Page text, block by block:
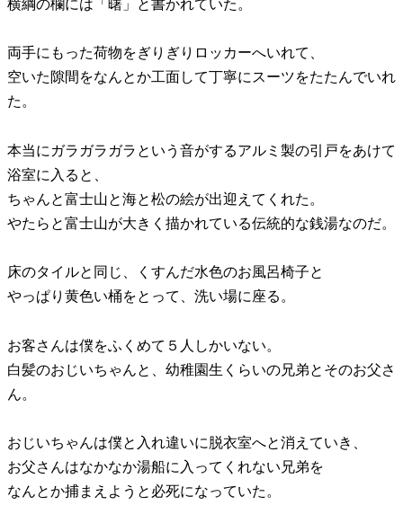
横綱の欄には「曙」と書かれていた。
両手にもった荷物をぎりぎりロッカーへいれて、
空いた隙間をなんとか工面して丁寧にスーツをたたんでいれ
た。
本当にガラガラガラという音がするアルミ製の引戸をあけて
浴室に入ると、
ちゃんと富士山と海と松の絵が出迎えてくれた。
やたらと富士山が大きく描かれている伝統的な銭湯なのだ。
床のタイルと同じ、くすんだ水色のお風呂椅子と
やっぱり黄色い桶をとって、洗い場に座る。
お客さんは僕をふくめて５人しかいない。
白髪のおじいちゃんと、幼稚園生くらいの兄弟とそのお父さ
ん。
おじいちゃんは僕と入れ違いに脱衣室へと消えていき、
お父さんはなかなか湯船に入ってくれない兄弟を
なんとか捕まえようと必死になっていた。